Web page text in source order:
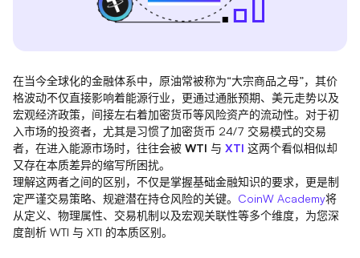
在当今全球化的金融体系中，原油常被称为“大宗商品之母”，其价
格波动不仅直接影响着能源行业，更通过通胀预期、美元走势以及
宏观经济政策，间接左右着加密货币等风险资产的流动性。对于初
入市场的投资者，尤其是习惯了加密货币 24/7 交易模式的交易
者，在进入能源市场时，往往会被 WTI 与 XTI 这两个看似相似却
又存在本质差异的缩写所困扰。
理解这两者之间的区别，不仅是掌握基础金融知识的要求，更是制
定严谨交易策略、规避潜在持仓风险的关键。 CoinW Academy将
从定义、物理属性、交易机制以及宏观关联性等多个维度，为您深
度剖析 WTI 与 XTI 的本质区别。